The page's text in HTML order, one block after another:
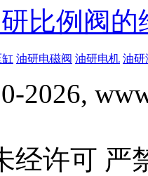
比例阀的
缸 油研电磁阀 油研电机 油研
2026,
经许可 严